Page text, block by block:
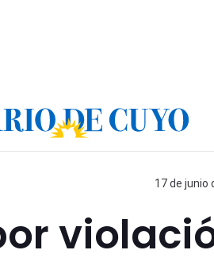
17 de junio